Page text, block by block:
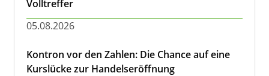
Volltreffer
05.08.2026
Kontron vor den Zahlen: Die Chance auf eine
Kurslücke zur Handelseröffnung